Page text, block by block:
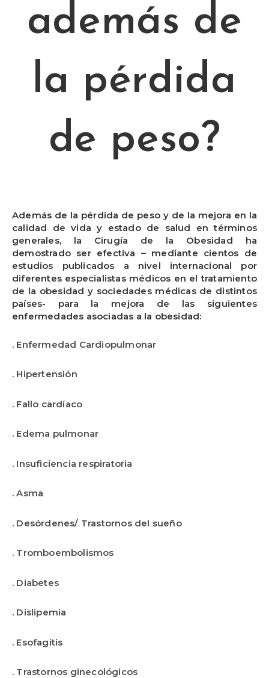
además de
la pérdida
de peso?
Además de la pérdida de peso y de la mejora en la
calidad de vida y estado de salud en términos
generales, la Cirugía de la Obesidad ha
demostrado ser efectiva – mediante cientos de
estudios publicados a nivel internacional por
diferentes especialistas médicos en el tratamiento
de la obesidad y sociedades médicas de distintos
países- para la mejora de las siguientes
enfermedades asociadas a la obesidad:
. Enfermedad Cardiopulmonar
. Hipertensión
. Fallo cardíaco
. Edema pulmonar
. Insuficiencia respiratoria
. Asma
. Desórdenes/ Trastornos del sueño
. Tromboembolismos
. Diabetes
. Dislipemia
. Esofagitis
. Trastornos ginecológicos